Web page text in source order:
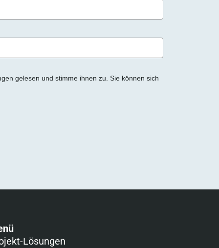
gelesen und stimme ihnen zu. Sie können sich
Lösungen